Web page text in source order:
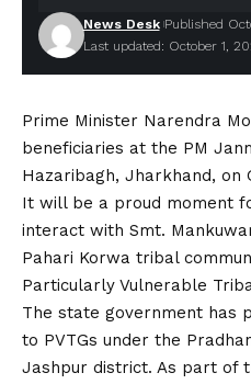
Last updated: October 1,
News Desk Published
Prime Minister Narendra
beneficiaries at the PM
Hazaribagh, Jharkhand, on
It will be a proud moment
interact with Smt.
Pahari Korwa tribal
Particularly Vulnerable
The state government has
to PVTGs under the
Jashpur district. As part of